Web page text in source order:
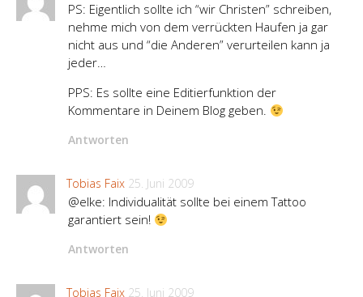
PS: Eigentlich sollte ich “wir Christen” schreiben,
nehme mich von dem verrückten Haufen ja gar
nicht aus und “die Anderen” verurteilen kann ja
jeder…
PPS: Es sollte eine Editierfunktion der
Kommentare in Deinem Blog geben.
Antworten
Tobias Faix 25. Juni 2009
@elke: Individualität sollte bei einem Tattoo
garantiert sein!
Antworten
Tobias Faix 25. Juni 2009